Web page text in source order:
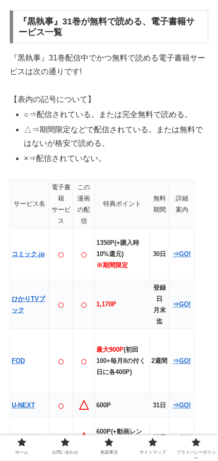
『黒執事』31巻が無料で読める、電子書籍サ
ービス一覧
『黒執事』31巻配信中でかつ無料で読める電子書籍サー
ビスは次の通りです!
【表内の記号について】
○⇒配信されている。または完全無料で読める。
△⇒期間限定などで配信されている。または無料で
はないが格安で読める。
×⇒配信されていない。
サービス名
電子書
籍
サービ
ス
この
漫画
の配
信
特典ポイント
無料
期間
詳細
案内
コミック.jp ○ ○
1350P(+購入時
10%還元)
※期間限定
30日 ⇒GO!
ひかりTVブ
ック
○ ○ 1,170P
登録
日
月末
迄
⇒GO!
FOD ○ ○
最大900P(初回
100+毎月8の付く
日に各400P)
2週間 ⇒GO!
U-NEXT ○ △ 600P 31日 ⇒GO!
music.jp ○ △
600P(+動画レン
タル分1,000P)
30日 ⇒GO!
ホーム お問い合わせ 免責事項 サイトマップ
プライバシーポリシ
ー